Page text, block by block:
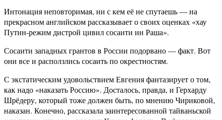
Интонация неповторимая, ни с кем её не спутаешь — на
прекрасном английском рассказывает о своих оценках «хау
Путин-режим дистрой цивил сосаити ин Раша».
Сосаити западных грантов в России подорвано — факт. Вот
они все и расползлись сосаить по окрестностям.
С экстатическим удовольствием Евгения фантазирует о том,
как надо «наказать Россию». Досталось, правда, и Герхарду
Шрёдеру, который тоже должен быть, по мнению Чириковой,
наказан. Конечно, рассказала заинтересованной тайваньской